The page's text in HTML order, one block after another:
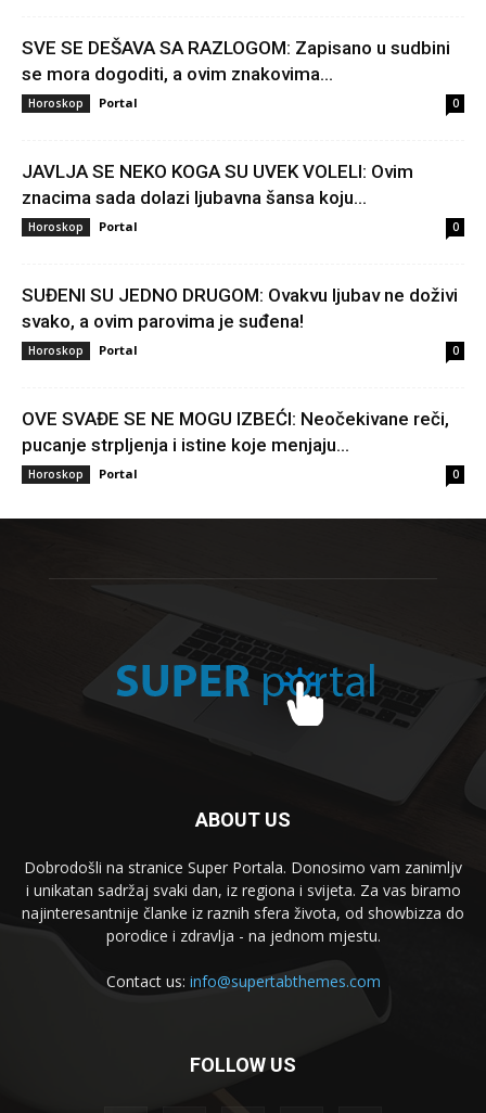
SVE SE DEŠAVA SA RAZLOGOM: Zapisano u sudbini
se mora dogoditi, a ovim znakovima...
Horoskop Portal 0
JAVLJA SE NEKO KOGA SU UVEK VOLELI: Ovim
znacima sada dolazi ljubavna šansa koju...
Horoskop Portal 0
SUĐENI SU JEDNO DRUGOM: Ovakvu ljubav ne doživi
svako, a ovim parovima je suđena!
Horoskop Portal 0
OVE SVAĐE SE NE MOGU IZBEĆI: Neočekivane reči,
pucanje strpljenja i istine koje menjaju...
Horoskop Portal 0
ABOUT US
Dobrodošli na stranice Super Portala. Donosimo vam zanimljv
i unikatan sadržaj svaki dan, iz regiona i svijeta. Za vas biramo
najinteresantnije članke iz raznih sfera života, od showbizza do
porodice i zdravlja - na jednom mjestu.
Contact us: info@supertabthemes.com
FOLLOW US